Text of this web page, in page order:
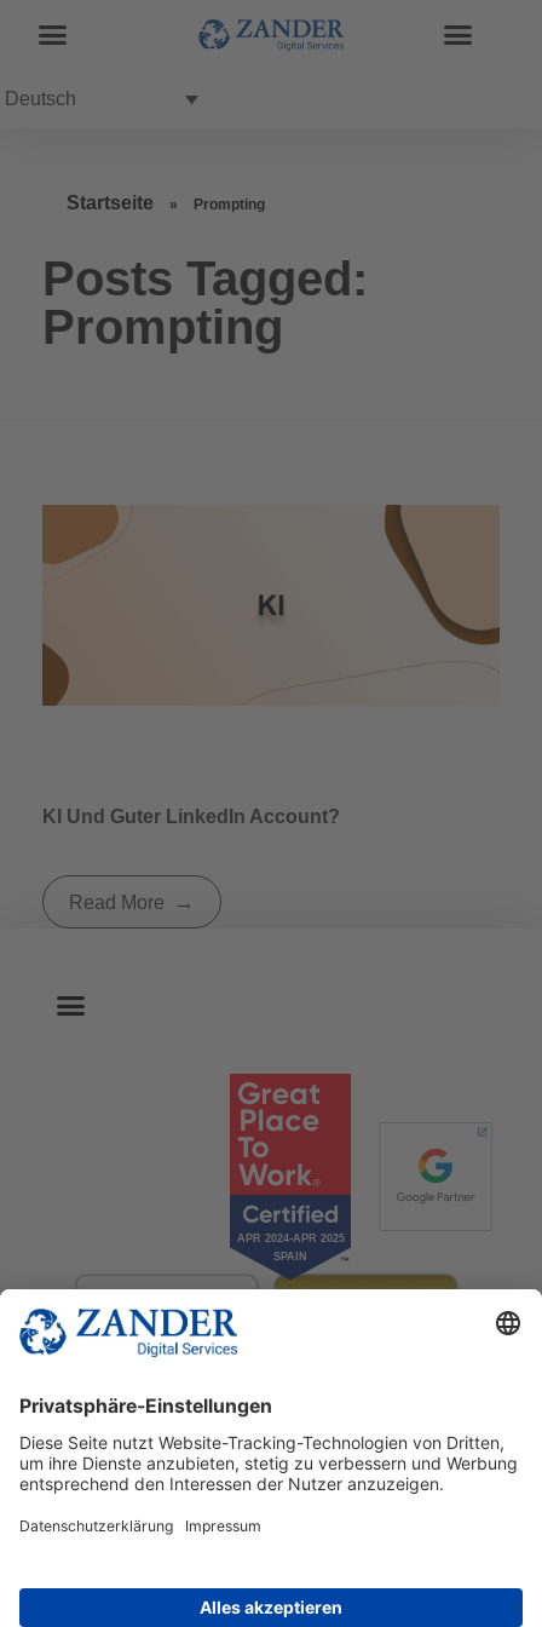
Deutsch
Startseite » Prompting
Posts Tagged:
Prompting
KI Und Guter LinkedIn Account?
Read More
© 2025 Zander Digital Services Deutschland GmbH